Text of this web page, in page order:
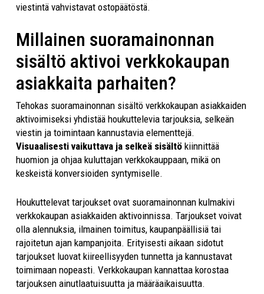
viestintä vahvistavat ostopäätöstä.
Millainen suoramainonnan
sisältö aktivoi verkkokaupan
asiakkaita parhaiten?
Tehokas suoramainonnan sisältö verkkokaupan asiakkaiden
aktivoimiseksi yhdistää houkuttelevia tarjouksia, selkeän
viestin ja toimintaan kannustavia elementtejä.
Visuaalisesti vaikuttava ja selkeä sisältökiinnittää
huomion ja ohjaa kuluttajan verkkokauppaan, mikä on
keskeistä konversioiden syntymiselle.
Houkuttelevat tarjoukset ovat suoramainonnan kulmakivi
verkkokaupan asiakkaiden aktivoinnissa. Tarjoukset voivat
olla alennuksia, ilmainen toimitus, kaupanpäällisiä tai
rajoitetun ajan kampanjoita. Erityisesti aikaan sidotut
tarjoukset luovat kiireellisyyden tunnetta ja kannustavat
toimimaan nopeasti. Verkkokaupan kannattaa korostaa
tarjouksen ainutlaatuisuutta ja määräaikaisuutta.